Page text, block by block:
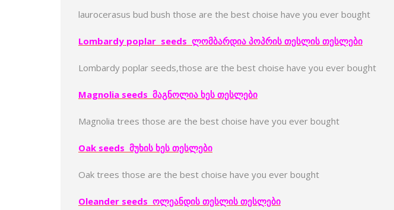
laurocerasus bud bush those are the best choise have you ever bought
Lombardy poplar seeds ლომბარდია პოპრის თესლის თესლები
Lombardy poplar seeds,those are the best choise have you ever bought
Magnolia seeds მაგნოლია ხეს თესლები
Magnolia trees those are the best choise have you ever bought
Oak seeds მუხის ხეს თესლები
Oak trees those are the best choise have you ever bought
Oleander seeds ოლეანდის თესლის თესლები